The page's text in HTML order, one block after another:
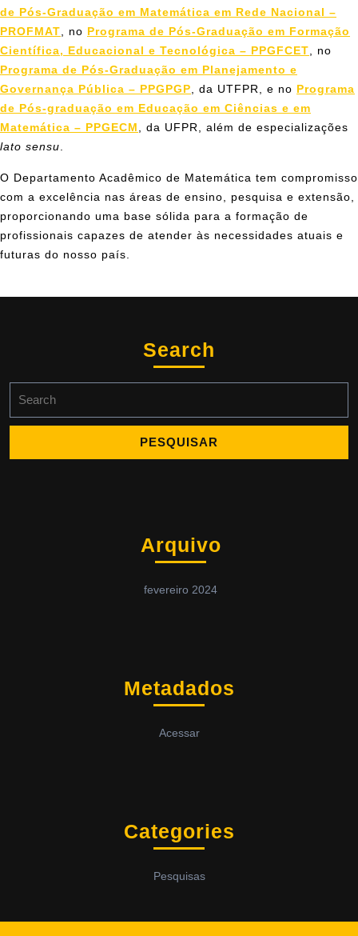
de Pós-Graduação em Matemática em Rede Nacional –
PROFMAT , no Programa de Pós-Graduação em Formação
Científica, Educacional e Tecnológica – PPGFCET , no
Programa de Pós-Graduação em Planejamento e
Governança Pública – PPGPGP , da UTFPR, e no Programa
de Pós-graduação em Educação em Ciências e em
Matemática – PPGECM
, da UFPR, além de especializações
lato sensu
O Departamento Acadêmico de Matemática tem compromisso
com a excelência nas áreas de ensino, pesquisa e extensão,
proporcionando uma base sólida para a formação de
profissionais capazes de atender às necessidades atuais e
futuras do nosso país.
Search
Arquivo
fevereiro 2024
Metadados
Acessar
Categories
Pesquisas